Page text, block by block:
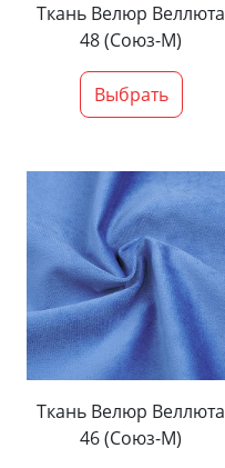
Ткань Велюр Веллюта
48 (Союз-М)
Выбрать
Ткань Велюр Веллюта
46 (Союз-М)